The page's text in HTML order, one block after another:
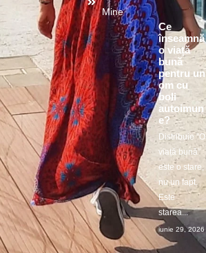
Mine
Ce
înseamnă
o viață
bună
pentru un
om cu
boli
autoimun
e?
Distribuie ”O
viață bună”
este o stare,
nu un fapt.
Este
starea...
iunie 29, 2026